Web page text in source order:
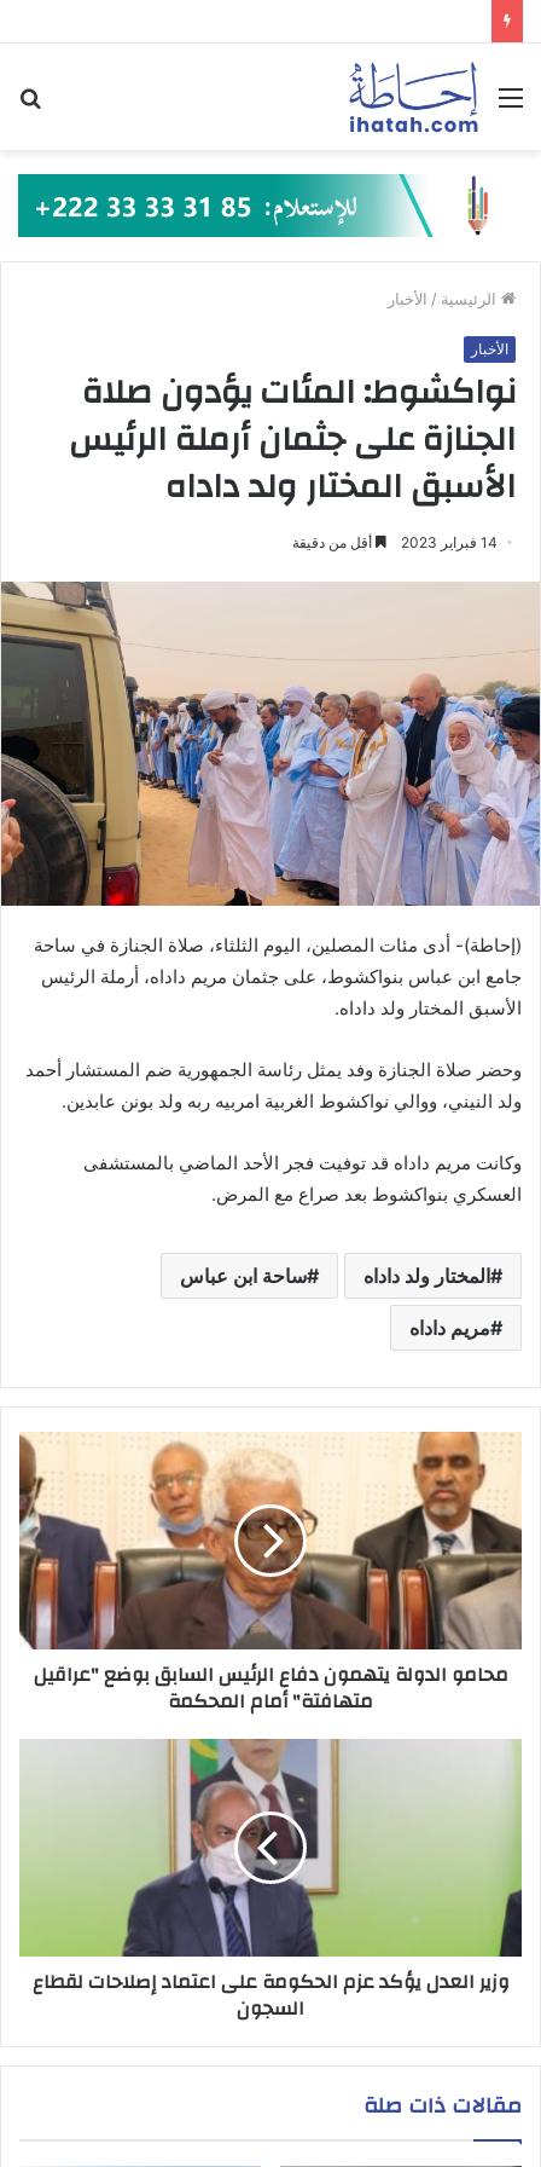
القائمة
الرئيسية / الأخبار
الأخبار
نواكشوط: المئات يؤدون صلاة
الجنازة على جثمان أرملة الرئيس
الأسبق المختار ولد داداه
14 فبراير 2023 أقل من دقيقة
(إحاطة)- أدى مئات المصلين، اليوم الثلثاء، صلاة الجنازة في ساحة
جامع ابن عباس بنواكشوط، على جثمان مريم داداه، أرملة الرئيس
الأسبق المختار ولد داداه.
وحضر صلاة الجنازة وفد يمثل رئاسة الجمهورية ضم المستشار أحمد
ولد النيني، ووالي نواكشوط الغربية امربيه ربه ولد بونن عابدين.
وكانت مريم داداه قد توفيت فجر الأحد الماضي بالمستشفى
العسكري بنواكشوط بعد صراع مع المرض.
المختار ولد داداه ساحة ابن عباس
مريم داداه
محامو الدولة يتهمون دفاع الرئيس السابق بوضع "عراقيل
متهافتة" أمام المحكمة
وزير العدل يؤكد عزم الحكومة على اعتماد إصلاحات لقطاع
السجون
مقالات ذات صلة